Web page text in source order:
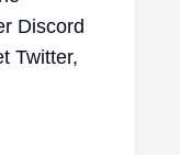
Discord
Twitter,